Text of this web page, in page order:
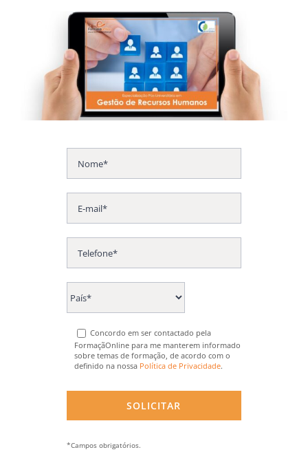
Concordo em ser contactado pela
FormaçãOnline para me manterem informado
sobre temas de formação, de acordo com o
definido na nossa Política de Privacidade.
*Campos obrigatórios.